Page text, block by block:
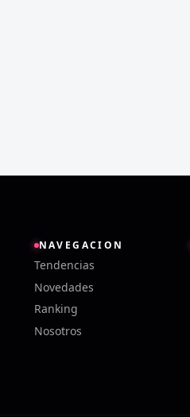
NAVEGACION
Tendencias
Novedades
Ranking
Nosotros